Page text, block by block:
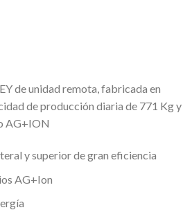
de unidad remota, fabricada en
de producción diaria de 771 Kg y
AG+ION
y superior de gran eficiencia
AG+Ion